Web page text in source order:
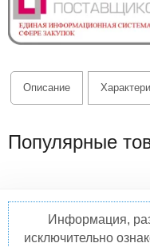
Описание
Популярные
Информация,
исключительно